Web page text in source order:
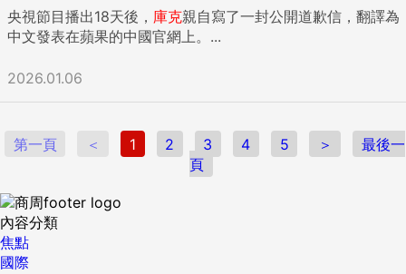
央視節目播出18天後， 庫克親自寫了一封公開道歉信，翻譯為
中文發表在蘋果的中國官網上。...
2026.01.06
第一頁 ＜ 1 2 3 4 5 ＞
最後一
頁
內容分類
焦點
國際